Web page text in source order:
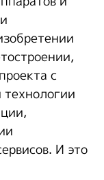
с
И это